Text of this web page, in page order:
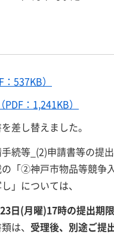
537KB）
：1,241KB）
差し替えました。
続等_(2)申請書等の提
「②神戸市物品等競争
」については、
日(月曜)17時の提出期
は、 受理後、別途ご提